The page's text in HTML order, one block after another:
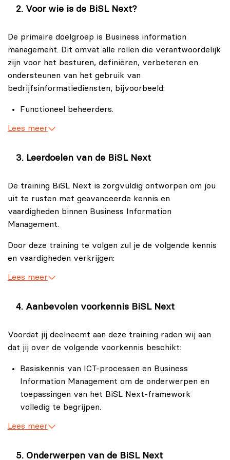
versterken van de relatie tussen bedrijfsprocessen en
in op de essentiële principes van BiSL Next, inclusief
strategieën voor effectief informatiemanagement en
de integratie binnen organisatorische structuren.
Je leert bijvoorbeeld over het belang van ICT-uitlijning
om informatietechnologie strategisch in te zetten voor
kunt optimaliseren.
Voor wie is de BiSL Next?
De primaire doelgroep is Business information
management. Dit omvat alle rollen die verantwoordelijk
zijn voor het besturen, definiëren, verbeteren en
ondersteunen van het gebruik van
bedrijfsinformatiediensten, bijvoorbeeld:
Functioneel beheerders.
CIO's.
Business informatiemanagers.
De tweede doelgroep bestaat uit die mensen die het
bedrijf vertegenwoordigen in Agile IT-projecten, zoals:
Scrum Product Owner.
De derde doelgroep bestaat uit de mensen die
Bedrijfsproceseigenaar.
En deze training is ook nuttig voor consultants die
organisaties helpen BIM te implementeren, met behulp
van BiSL als richtlijn.
Lees meer
Leerdoelen van de BiSL Next
De training BiSL Next is zorgvuldig ontworpen om jou
uit te rusten met geavanceerde kennis en
vaardigheden binnen Business Information
Management.
Door deze training te volgen zul je de volgende kennis
en vaardigheden verkrijgen:
Een diepgaand inzicht in Business Information
Verkrijg een grondig begrip van BiSL Next en
kunt passen.
Verbeter jouw vermogen om strategische
ICT-investeringen verhogen.
Strategische planning en uitvoering
Leer hoe jij een effectieve ICT-strategie kunt
bedrijfsdoelstellingen.
Lees meer
Aanbevolen voorkennis BiSL Next
Voordat jij deelneemt aan deze training raden wij aan
dat jij over de volgende voorkennis beschikt:
Basiskennis van ICT-processen en Business
Information Management om de onderwerpen en
toepassingen van het BiSL Next-framework
volledig te begrijpen.
Enige ervaring in ICT, zoals in rollen van ICT-
functies, kan nuttig zijn voor een beter begrip van
Lees meer
Onderwerpen van de BiSL Next